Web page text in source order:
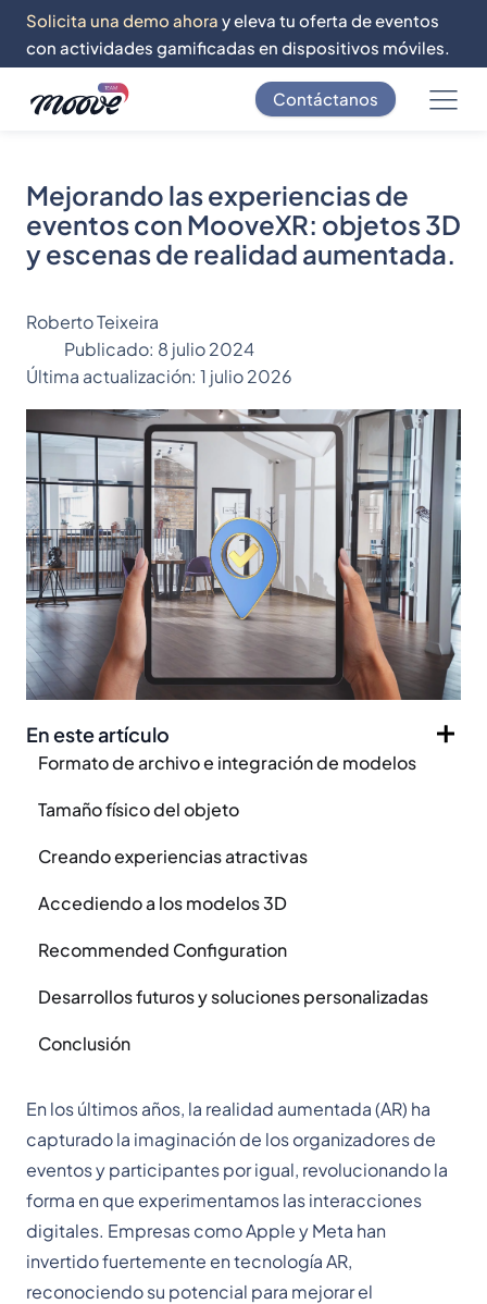
Solicita una demo ahora y eleva tu oferta de eventos
con actividades gamificadas en dispositivos móviles.
Contáctanos
Mejorando las experiencias de
eventos con MooveXR: objetos 3D
y escenas de realidad aumentada.
Roberto Teixeira
Publicado: 8 julio 2024
Última actualización: 1 julio 2026
En este artículo
Formato de archivo e integración de modelos
Tamaño físico del objeto
Creando experiencias atractivas
Accediendo a los modelos 3D
Recommended Configuration
Desarrollos futuros y soluciones personalizadas
Conclusión
En los últimos años, la realidad aumentada (AR) ha
capturado la imaginación de los organizadores de
eventos y participantes por igual, revolucionando la
forma en que experimentamos las interacciones
digitales. Empresas como Apple y Meta han
invertido fuertemente en tecnología AR,
reconociendo su potencial para mejorar el